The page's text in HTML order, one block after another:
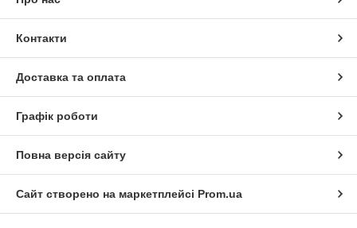
Контакти
Доставка та оплата
Графік роботи
Повна версія сайту
Сайт створено на маркетплейсі Prom.ua